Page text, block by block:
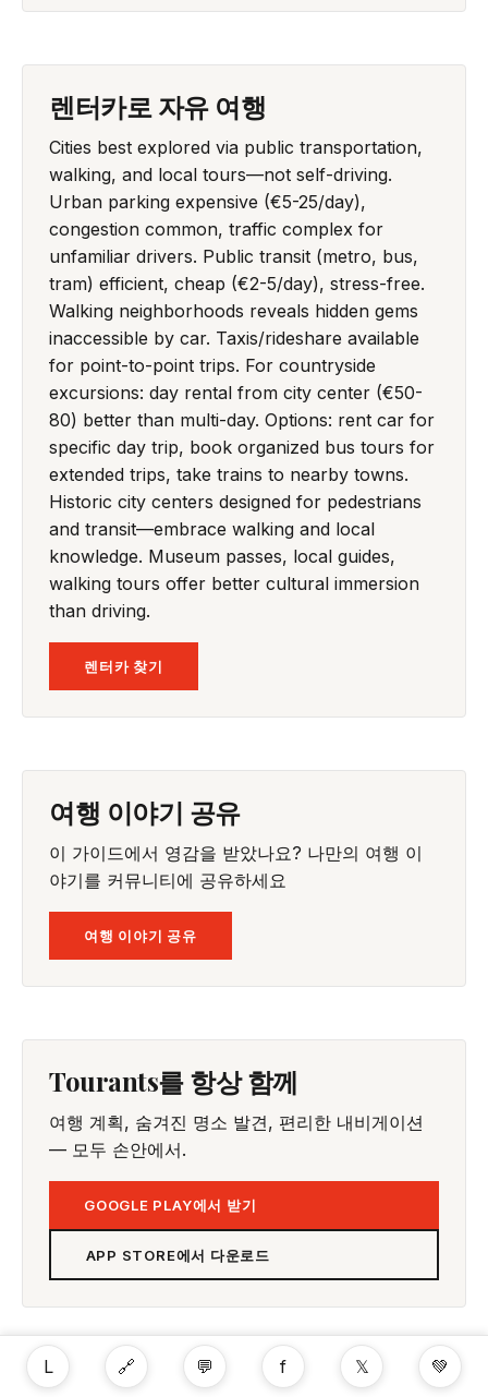
렌터카로 자유 여행
Cities best explored via public transportation,
walking, and local tours—not self-driving.
Urban parking expensive (€5-25/day),
congestion common, traffic complex for
unfamiliar drivers. Public transit (metro, bus,
tram) efficient, cheap (€2-5/day), stress-free.
Walking neighborhoods reveals hidden gems
inaccessible by car. Taxis/rideshare available
for point-to-point trips. For countryside
excursions: day rental from city center (€50-
80) better than multi-day. Options: rent car for
specific day trip, book organized bus tours for
extended trips, take trains to nearby towns.
Historic city centers designed for pedestrians
and transit—embrace walking and local
knowledge. Museum passes, local guides,
walking tours offer better cultural immersion
than driving.
렌터카 찾기
여행 이야기 공유
이 가이드에서 영감을 받았나요? 나만의 여행 이
야기를 커뮤니티에 공유하세요
여행 이야기 공유
Tourants를 항상 함께
여행 계획, 숨겨진 명소 발견, 편리한 내비게이션
— 모두 손안에서.
GOOGLE PLAY에서 받기
APP STORE에서 다운로드
여행 팁
L 🔗 💬 f 𝕏 💚